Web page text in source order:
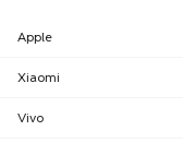
Apple
Xiaomi
Vivo